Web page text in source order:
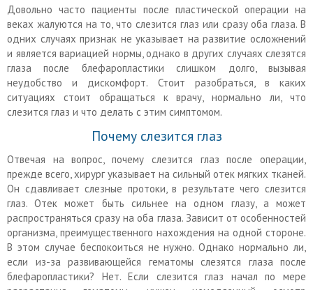
Довольно часто пациенты после пластической операции на
веках жалуются на то, что слезится глаз или сразу оба глаза. В
одних случаях признак не указывает на развитие осложнений
и является вариацией нормы, однако в других случаях слезятся
глаза после блефаропластики слишком долго, вызывая
неудобство и дискомфорт. Стоит разобраться, в каких
ситуациях стоит обращаться к врачу, нормально ли, что
слезится глаз и что делать с этим симптомом.
Почему слезится глаз
Отвечая на вопрос, почему слезится глаз после операции,
прежде всего, хирург указывает на сильный отек мягких тканей.
Он сдавливает слезные протоки, в результате чего слезится
глаз. Отек может быть сильнее на одном глазу, а может
распространяться сразу на оба глаза. Зависит от особенностей
организма, преимущественного нахождения на одной стороне.
В этом случае беспокоиться не нужно. Однако нормально ли,
если из-за развивающейся гематомы слезятся глаза после
блефаропластики? Нет. Если слезится глаз начал по мере